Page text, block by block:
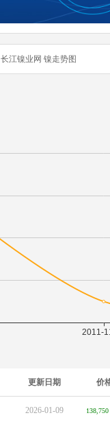
长江镍业网 镍走势图
更新日期 价
2026-01-09 138,750